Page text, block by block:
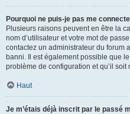
Pourquoi ne puis-je pas me
Plusieurs raisons peuvent en être la
nom d’utilisateur et votre mot de
contactez un administrateur du forum
banni. Il est également possible que
problème de configuration et qu’il soit
Haut
Je m’étais déjà inscrit par le passé